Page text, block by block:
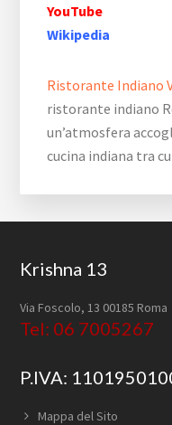
YouTube
Wikipedia
Ristorante Indiano
ristorante indiano
un’atmosfera
cucina indiana tra
Footer
Krishna 13
Via Foscolo, 13 00185 Roma
Tel: 06 7005267
P.IVA:
Mappa del Sito